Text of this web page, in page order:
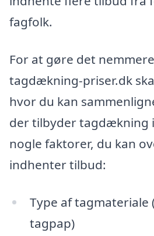
fagfolk.
For at gøre det
tagdækning-priser.dk
hvor du kan
der tilbyder tagdækning
nogle faktorer, du kan
indhenter tilbud:
Type af tagmateriale
tagpap)